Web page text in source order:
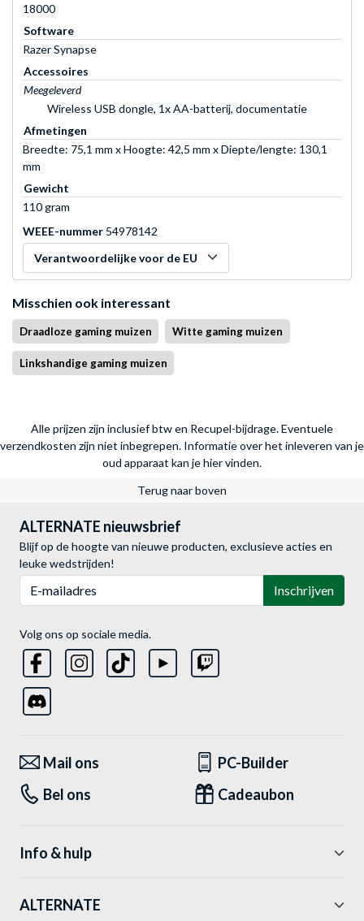
18000
Software
Razer Synapse
Accessoires
Meegeleverd
Wireless USB dongle, 1x AA-batterij, documentatie
Afmetingen
Breedte: 75,1 mm x Hoogte: 42,5 mm x Diepte/lengte: 130,1
mm
Gewicht
110 gram
WEEE-nummer 54978142
Verantwoordelijke voor de EU
Misschien ook interessant
Draadloze gaming muizen Witte gaming muizen
Linkshandige gaming muizen
Alle prijzen zijn inclusief btw en Recupel-bijdrage. Eventuele
verzendkosten zijn niet inbegrepen. Informatie over het inleveren van je
oud apparaat kan je hier vinden.
Terug naar boven
ALTERNATE nieuwsbrief
Blijf op de hoogte van nieuwe producten, exclusieve acties en
leuke wedstrijden!
Inschrijven
Volg ons op sociale media.
Mail ons
PC-Builder
Bel ons
Cadeaubon
Info & hulp
ALTERNATE